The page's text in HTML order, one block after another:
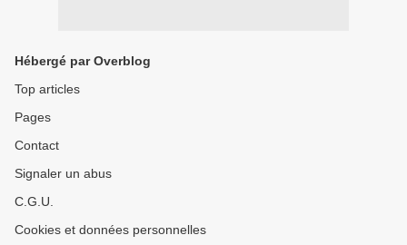
Hébergé par Overblog
Top articles
Pages
Contact
Signaler un abus
C.G.U.
Cookies et données personnelles